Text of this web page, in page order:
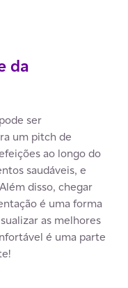
da
ser
um pitch de
ao longo do
saudáveis, e
disso, chegar
é uma forma
as melhores
é uma parte